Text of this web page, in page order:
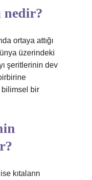
nedir?
ortaya attığı
üzerindeki
şeritlerinin dev
bir
kıtaların